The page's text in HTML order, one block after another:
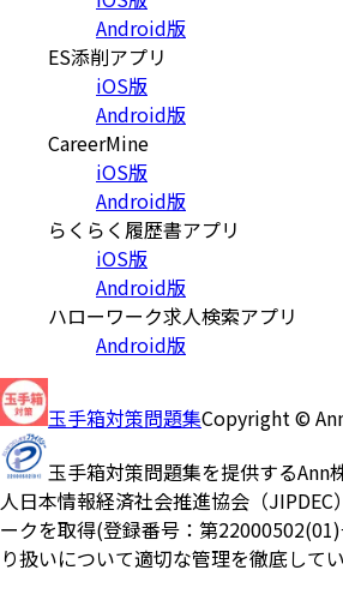
Android版
ES添削アプリ
iOS版
Android版
CareerMine
iOS版
Android版
らくらく履歴書アプリ
iOS版
Android版
ハローワーク求人検索アプリ
Android版
玉手箱対策問題集Copyright ©
玉手箱対策問題集を提供するAnn
人日本情報経済社会推進協会（
ークを取得(登録番号：第
り扱いについて適切な管理を徹底してい